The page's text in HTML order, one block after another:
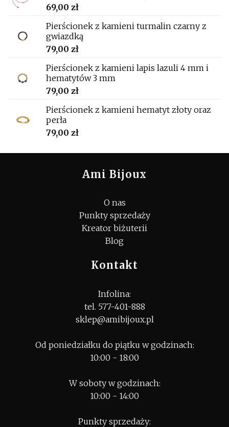
69,00 zł
Pierścionek z kamieni turmalin czarny z
gwiazdką
79,00 zł
Pierścionek z kamieni lapis lazuli 4 mm i
hematytów 3 mm
79,00 zł
Pierścionek z kamieni hematyt złoty oraz
perła
79,00 zł
Ami Bijoux
O nas
Punkty sprzedaży
Kreator biżuterii
Blog
Kontakt
Infolina:
tel. 577-401-888
sklep@amibijoux.pl
Od poniedziałku do piątku w godzinach:
10:00 - 18:00
W soboty w godzinach:
10:00 - 14:00
Punkty sprzedaży: